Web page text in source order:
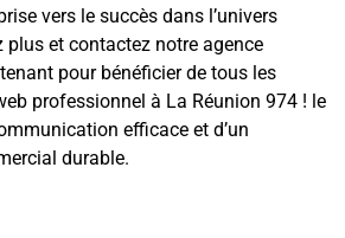
vers le succès dans l’univers
plus et contactez notre agence
pour bénéficier de tous les
professionnel à La Réunion 974 ! le
efficace et d’un
durable.